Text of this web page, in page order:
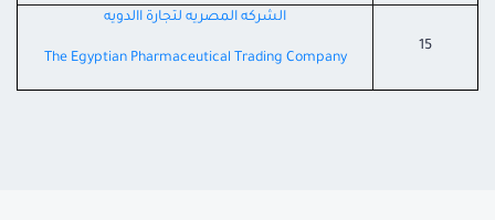
15
الشركه المصريه لتجارة االدويه
The Egyptian Pharmaceutical Trading Company